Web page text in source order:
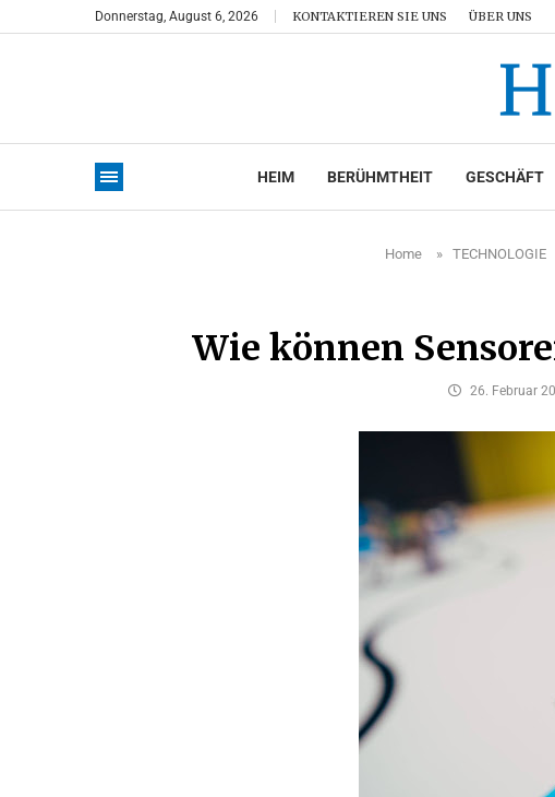
Donnerstag, August 6, 2026 KONTAKTIEREN SIE UNS ÜBER UNS
HEIM BERÜHMTHEIT GESCHÄFT
Home » TECHNOLOGIE
Wie können
26. Februar